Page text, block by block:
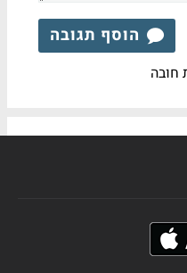
הוסף תגובה
חובה